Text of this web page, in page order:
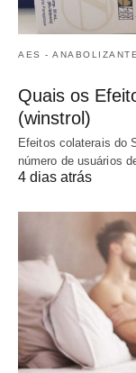
AES -
Quais os
(winstrol)
Efeitos colaterais do
número de usuários
4 dias atrás